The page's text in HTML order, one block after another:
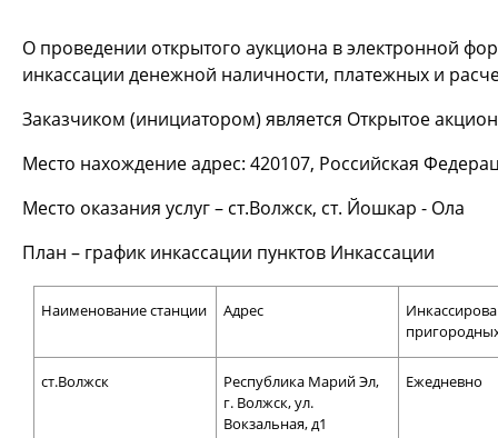
О проведении открытого аукциона в электронной
инкассации денежной наличности, платежных и
Заказчиком (инициатором) является Открытое
Место нахождение адрес: 420107, Российская
Место оказания услуг – ст.Волжск, ст. Йошкар - Ола
План – график инкассации пунктов Инкассации
Наименование станции Адрес
ст.Волжск
Республика Марий Эл,
г. Волжск, ул.
Вокзальная, д1
Ежедневно